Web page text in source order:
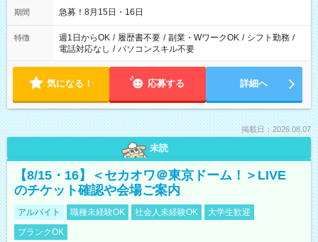
期間 急募！8月15日・16日
特徴 週1日からOK / 履歴書不要 / 副業・WワークOK / シフト勤務 /
電話対応なし / パソコンスキル不要
気になる！ 応募する 詳細へ
掲載日：2026.08.07
未読
【8/15・16】＜セカオワ＠東京ドーム！＞LIVE
のチケット確認や会場ご案内
アルバイト 職種未経験OK 社会人未経験OK
大学生歓迎
ブランクOK